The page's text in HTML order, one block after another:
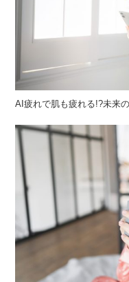
AI疲れで肌も疲れる!?未来